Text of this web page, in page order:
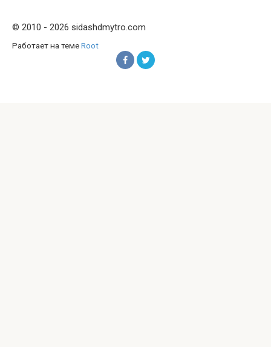
© 2010 - 2026 sidashdmytro.com
Работает на темеRoot